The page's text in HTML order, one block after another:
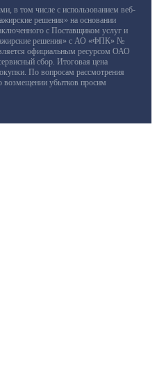
в том числе с использованием веб-
решения» на основании
с Поставщиком услуг и
решения» с АО «ФПК» №
официальным ресурсом ОАО
сбор. Итоговая цена
По вопросам рассмотрения
возмещении убытков просим